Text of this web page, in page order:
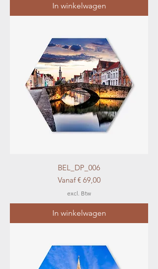
In winkelwagen
BEL_DP_006
Vanaf€ 69,00
Verkoopprijs
excl. Btw
In winkelwagen